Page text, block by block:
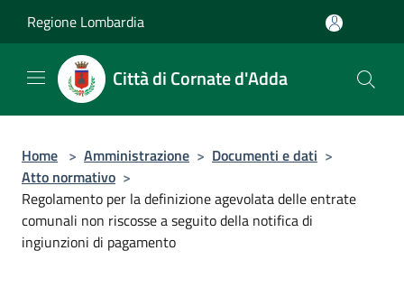
Regione Lombardia
Città di Cornate d'Adda
Home > Amministrazione > Documenti e dati >
Atto normativo >
Regolamento per la definizione agevolata delle entrate
comunali non riscosse a seguito della notifica di
ingiunzioni di pagamento